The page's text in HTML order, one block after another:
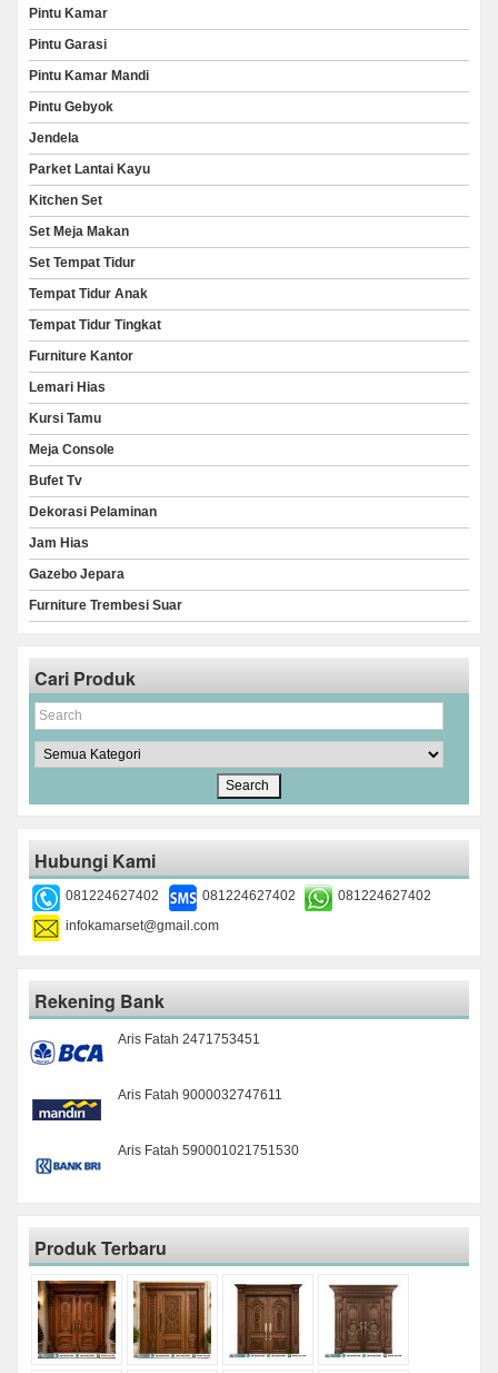
Pintu Kamar
Pintu Garasi
Pintu Kamar Mandi
Pintu Gebyok
Jendela
Parket Lantai Kayu
Kitchen Set
Set Meja Makan
Set Tempat Tidur
Tempat Tidur Anak
Tempat Tidur Tingkat
Furniture Kantor
Lemari Hias
Kursi Tamu
Meja Console
Bufet Tv
Dekorasi Pelaminan
Jam Hias
Gazebo Jepara
Furniture Trembesi Suar
Cari Produk
Hubungi Kami
081224627402 081224627402
081224627402
infokamarset@gmail.com
Rekening Bank
Aris Fatah 2471753451
Aris Fatah 9000032747611
Aris Fatah 590001021751530
Produk Terbaru